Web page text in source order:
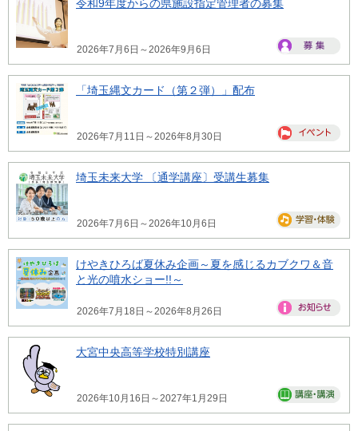
令和9年度からの県施設指定管理者の募集
2026年7月6日～2026年9月6日
「埼玉縄文カード（第２弾）」配布
2026年7月11日～2026年8月30日
埼玉未来大学 〔通学講座〕受講生募集
2026年7月6日～2026年10月6日
けやきひろば夏休み企画～夏を感じるカブクワ＆音
と光の噴水ショー!!～
2026年7月18日～2026年8月26日
大宮中央高等学校特別講座
2026年10月16日～2027年1月29日